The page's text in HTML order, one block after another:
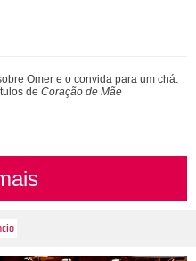
Omer e o convida para um chá.
de Coração de Mãe